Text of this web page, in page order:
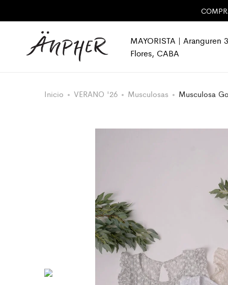
MAYORISTA | Aranguren
Flores, CABA
Inicio VERANO '26 Musculosas Musculosa